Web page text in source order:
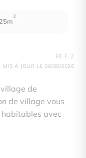
2
REF.2
MIS À JOUR LE 06/08/2026
de
de village vous
avec